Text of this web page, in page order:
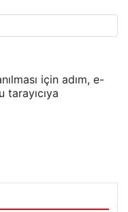
için adım, e-